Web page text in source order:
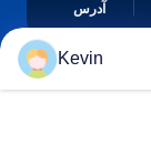
آدرس
Kevin